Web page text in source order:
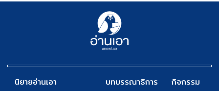
นิยายอ่านเอา
บทบรรณาธิการ
กิจกรรม